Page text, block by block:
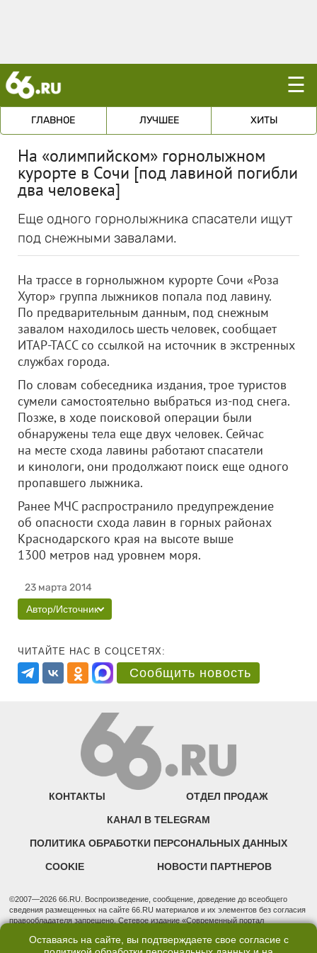
☰
ГЛАВНОЕ ЛУЧШЕЕ ХИТЫ
На «олимпийском» горнолыжном
курорте в Сочи [под лавиной погибли
два человека]
Еще одного горнолыжника спасатели ищут
под снежными завалами.
На трассе в горнолыжном курорте Сочи «Роза
Хутор» группа лыжников попала под лавину.
По предварительным данным, под снежным
завалом находилось шесть человек, сообщает
ИТАР-ТАСС со ссылкой на источник в экстренных
службах города.
По словам собеседника издания, трое туристов
сумели самостоятельно выбраться из-под снега.
Позже, в ходе поисковой операции были
обнаружены тела еще двух человек. Сейчас
на месте схода лавины работают спасатели
и кинологи, они продолжают поиск еще одного
пропавшего лыжника.
Ранее МЧС распространило предупреждение
об опасности схода лавин в горных районах
Краснодарского края на высоте выше
1300 метров над уровнем моря.
23 марта 2014
Автор/Источник
ЧИТАЙТЕ НАС В СОЦСЕТЯХ:
Сообщить новость
КОНТАКТЫ ОТДЕЛ ПРОДАЖ
КАНАЛ В TELEGRAM
ПОЛИТИКА ОБРАБОТКИ ПЕРСОНАЛЬНЫХ ДАННЫХ
COOKIE НОВОСТИ ПАРТНЕРОВ
©2007—2026 66.RU. Воспроизведение, сообщение, доведение до всеобщего
сведения размещенных на сайте 66.RU материалов и их элементов без согласия
правообладателя запрещено. Сетевое издание «Современный портал
надзору в сфере связи, информационных технологий и массовых коммуникаций
Оставаясь на сайте, вы подтверждаете свое согласие с